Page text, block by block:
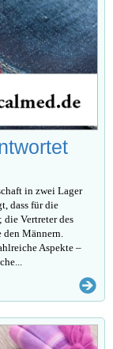
in zwei Lager
dass für die
Vertreter des
Männern.
Aspekte –